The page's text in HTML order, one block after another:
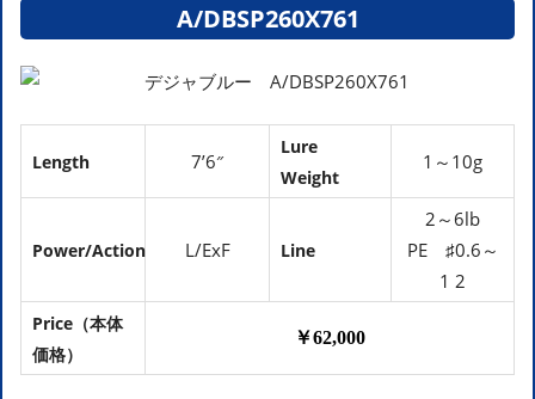
A/DBSP260X761
Length 7’6″
Lure
Weight
1～10g
Power/Action L/ExF Line
2～6lb
PE ♯0.6～
1 2
Price（本体
価格）
￥62,000